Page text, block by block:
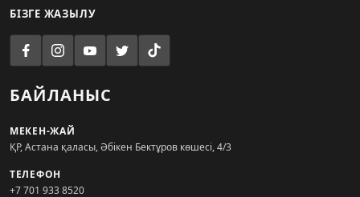
БІЗГЕ ЖАЗЫЛУ
БАЙЛАНЫС
МЕКЕН-ЖАЙ
ҚР, Астана қаласы, Әбікен Бектұров көшесі, 4/3
ТЕЛЕФОН
+7 701 933 8520